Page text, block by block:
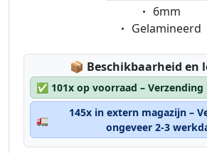
Eigenschaft:
6mm
Eigenschaft:
Gelamineerd
📦 Lagerstatus:
Beschikbaarheid en
✅ 101x op voorraad –
🚛
145x in extern magazijn –
ongeveer 2-3